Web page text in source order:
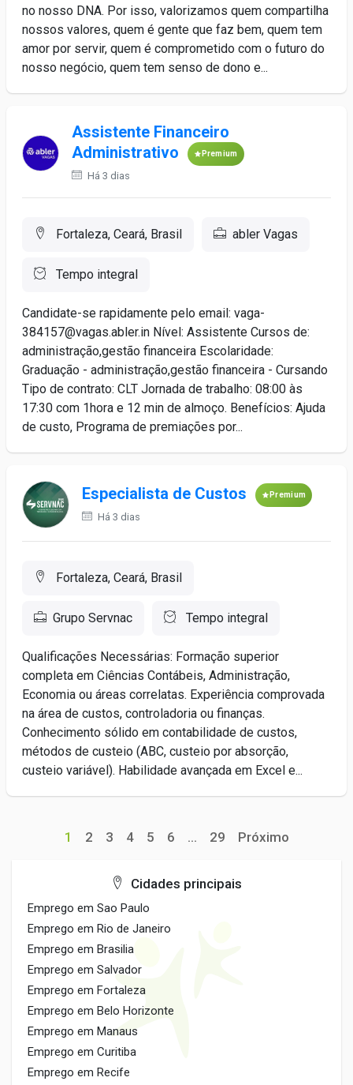
no nosso DNA. Por isso, valorizamos quem compartilha
nossos valores, quem é gente que faz bem, quem tem
amor por servir, quem é comprometido com o futuro do
nosso negócio, quem tem senso de dono e...
Assistente Financeiro
Administrativo
Premium
Há 3 dias
Fortaleza, Ceará, Brasil abler Vagas
Tempo integral
Candidate-se rapidamente pelo email: vaga-
384157@vagas.abler.in Nível: Assistente Cursos de:
administração,gestão financeira Escolaridade:
Graduação - administração,gestão financeira - Cursando
Tipo de contrato: CLT Jornada de trabalho: 08:00 às
17:30 com 1hora e 12 min de almoço. Benefícios: Ajuda
de custo, Programa de premiações por...
Especialista de Custos Premium
Há 3 dias
Fortaleza, Ceará, Brasil
Grupo Servnac Tempo integral
Qualificações Necessárias: Formação superior
completa em Ciências Contábeis, Administração,
Economia ou áreas correlatas. Experiência comprovada
na área de custos, controladoria ou finanças.
Conhecimento sólido em contabilidade de custos,
métodos de custeio (ABC, custeio por absorção,
custeio variável). Habilidade avançada em Excel e...
1 2 3 4 5 6 ... 29 Próximo
Cidades principais
Emprego em Sao Paulo
Emprego em Rio de Janeiro
Emprego em Brasilia
Emprego em Salvador
Emprego em Fortaleza
Emprego em Belo Horizonte
Emprego em Manaus
Emprego em Curitiba
Emprego em Recife